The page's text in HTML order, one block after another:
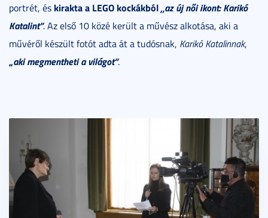
portrét, és kirakta a LEGO kockákból„az új női ikont: Karikó
Katalint”.Az első 10 közé került a művész alkotása, aki a
művéről készült fotót adta át a tudósnak, Karikó Katalinnak,
„aki megmentheti a világot”.